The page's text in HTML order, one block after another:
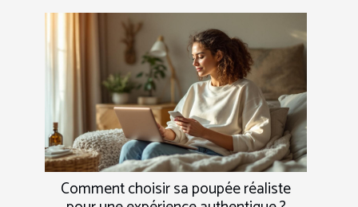
Comment choisir sa poupée réaliste